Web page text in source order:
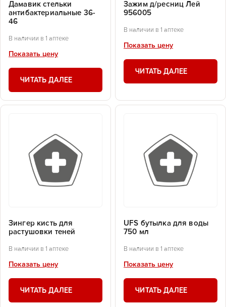
Дамавик стельки
антибактериальные 36-
46
В наличии в 1 аптеке
Показать цену
ЧИТАТЬ ДАЛЕЕ
Зажим д/ресниц Лей
956005
В наличии в 1 аптеке
Показать цену
ЧИТАТЬ ДАЛЕЕ
Зингер кисть для
растушовки теней
В наличии в 1 аптеке
Показать цену
ЧИТАТЬ ДАЛЕЕ
UFS бутылка для воды
750 мл
В наличии в 1 аптеке
Показать цену
ЧИТАТЬ ДАЛЕЕ